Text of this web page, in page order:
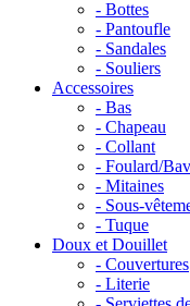
- Bottes
- Pantoufle
- Sandales
- Souliers
Accessoires
- Bas
- Chapeau
- Collant
- Foulard/
- Mitaines
- Sous-
- Tuque
Doux et Douillet
- Couvertures
- Literie